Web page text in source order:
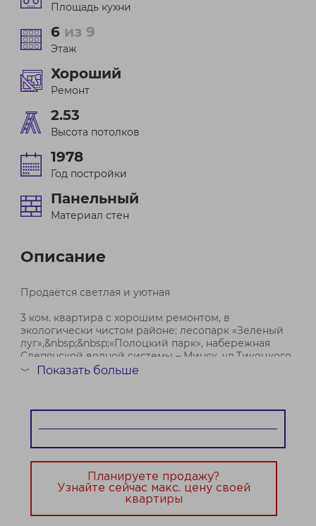
Площадь кухни
6 из 9
Этаж
Хороший
Ремонт
2.53
Высота потолков
1978
Год постройки
Панельный
Материал стен
Описание
Продаётся светлая и уютная
3 ком. квартира с хорошим ремонтом, в
экологически чистом районе: лесопарк «Зеленый
луг»,&nbsp;&nbsp;«Полоцкий парк», набережная
Слепянской водной системы – Минск, ул.Тикоцкого,
14
дома;
﹀ Показать больше
Планируете продажу?
Узнайте сейчас макс. цену своей
квартиры